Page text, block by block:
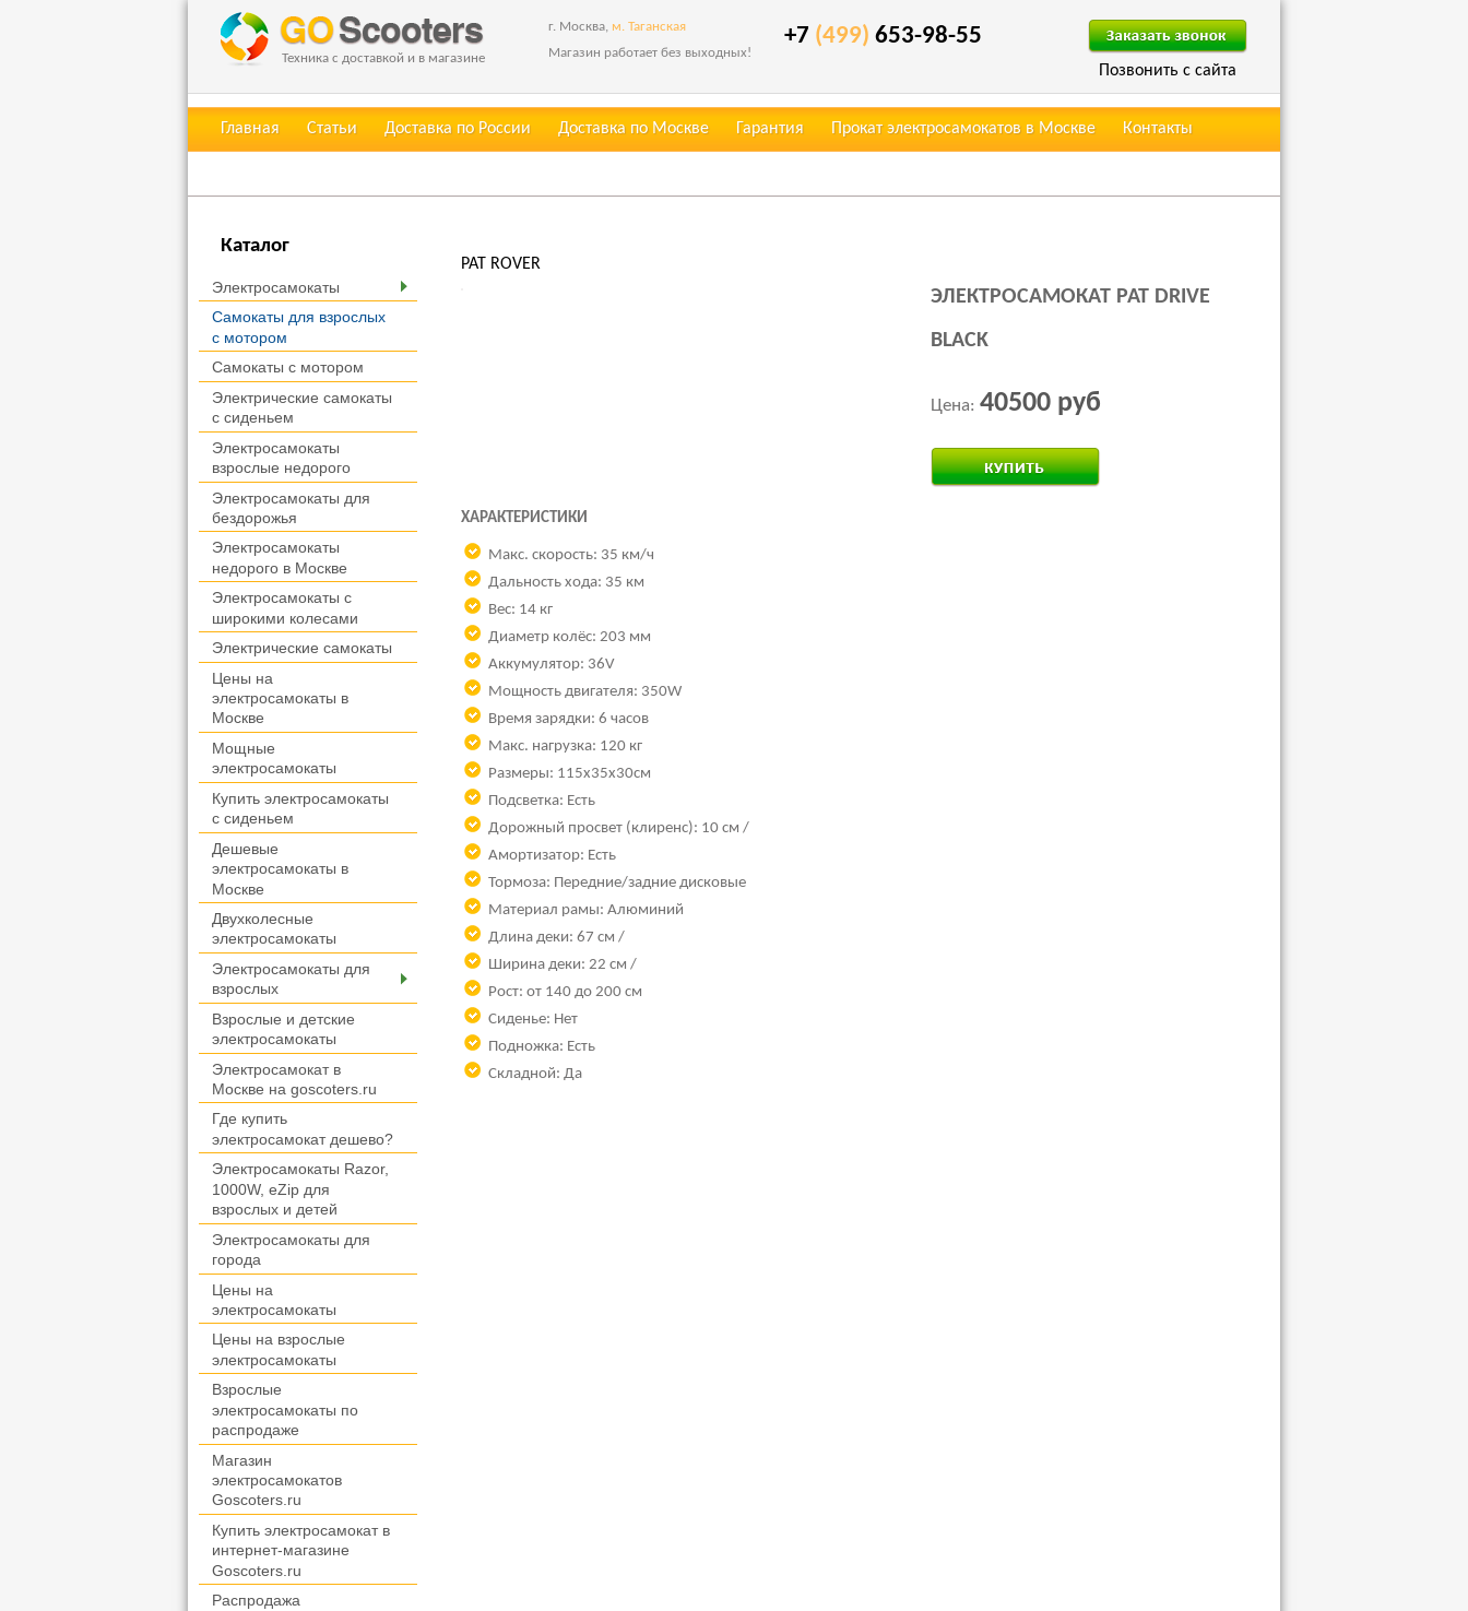
Техника с доставкой и в магазине
Позвонить с сайта
г. Москва, м. Таганская
Магазин работает без выходных!
+7 (499) 653-98-55
Главная Статьи Доставка по России Доставка по Москве Гарантия Прокат электросамокатов в Москве Контакты
Каталог
Электросамокаты
Самокаты для взрослых
с мотором
Самокаты с мотором
Электрические самокаты
с сиденьем
Электросамокаты
взрослые недорого
Электросамокаты для
бездорожья
Электросамокаты
недорого в Москве
Электросамокаты с
широкими колесами
Электрические самокаты
Цены на
электросамокаты в
Москве
Мощные
электросамокаты
Купить электросамокаты
с сиденьем
Дешевые
электросамокаты в
Москве
Двухколесные
электросамокаты
Электросамокаты для
взрослых
Взрослые и детские
электросамокаты
Электросамокат в
Москве на goscoters.ru
Где купить
электросамокат дешево?
Электросамокаты Razor,
1000W, eZip для
взрослых и детей
Электросамокаты для
города
Цены на
электросамокаты
Цены на взрослые
электросамокаты
Взрослые
электросамокаты по
распродаже
Магазин
электросамокатов
Goscoters.ru
Купить электросамокат в
интернет-магазине
Goscoters.ru
Распродажа
PAT ROVER
ЭЛЕКТРОСАМОКАТ PAT DRIVE
BLACK
Цена: 40500 руб
ХАРАКТЕРИСТИКИ
Макс. скорость: 35 км/ч
Дальность хода: 35 км
Вес: 14 кг
Диаметр колёс: 203 мм
Аккумулятор: 36V
Мощность двигателя: 350W
Время зарядки: 6 часов
Макс. нагрузка: 120 кг
Размеры: 115х35х30см
Подсветка: Есть
Дорожный просвет (клиренс): 10 см /
Амортизатор: Есть
Тормоза: Передние/задние дисковые
Материал рамы: Алюминий
Длина деки: 67 см /
Ширина деки: 22 см /
Рост: от 140 до 200 см
Сиденье: Нет
Подножка: Есть
Складной: Да